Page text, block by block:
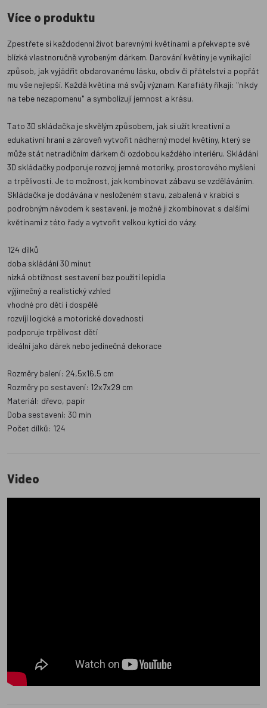
Více o produktu
Zpestřete si každodenní život barevnými květinami a překvapte své
blízké vlastnoručně vyrobeným dárkem. Darování květiny je vynikající
způsob, jak vyjádřit obdarovanému lásku, obdiv či přátelství a popřát
mu vše nejlepší. Každá květina má svůj význam. Karafiáty říkají: "nikdy
na tebe nezapomenu" a symbolizují jemnost a krásu.
Tato 3D skládačka je skvělým způsobem, jak si užít kreativní a
edukativní hraní a zároveň vytvořit nádherný model květiny, který se
může stát netradičním dárkem či ozdobou každého interiéru. Skládání
3D skládačky podporuje rozvoj jemné motoriky, prostorového myšlení
a trpělivosti. Je to možnost, jak kombinovat zábavu se vzděláváním.
Skládačka je dodávána v nesloženém stavu, zabalená v krabici s
podrobným návodem k sestavení, je možné ji zkombinovat s dalšími
květinami z této řady a vytvořit velkou kytici do vázy.
124 dílků
doba skládání 30 minut
nízká obtížnost sestavení bez použití lepidla
výjimečný a realistický vzhled
vhodné pro děti i dospělé
rozvíjí logické a motorické dovednosti
podporuje trpělivost dětí
ideální jako dárek nebo jedinečná dekorace
Rozměry balení: 24,5x16,5 cm
Rozměry po sestavení: 12x7x29 cm
Materiál: dřevo, papír
Doba sestavení: 30 min
Počet dílků: 124
Video